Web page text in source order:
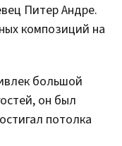
Питер Андре.
композиций на
большой
он был
потолка